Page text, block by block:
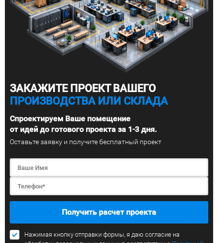
ЗАКАЖИТЕ ПРОЕКТ ВАШЕГО
ПРОИЗВОДСТВА ИЛИ СКЛАДА
Спроектируем Ваше помещение
от идей до готового проекта за 1-3 дня.
Оставьте заявку и получите бесплатный проект
Получить расчет проекта
Нажимая кнопку отправки формы, я даю согласие на